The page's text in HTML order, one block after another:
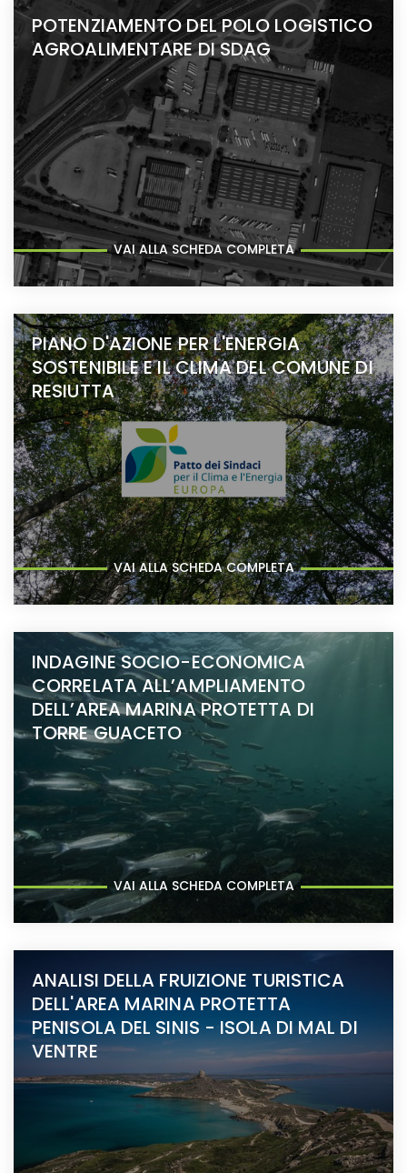
POTENZIAMENTO DEL POLO LOGISTICO
AGROALIMENTARE DI SDAG
VAI ALLA SCHEDA COMPLETA
PIANO D'AZIONE PER L'ENERGIA
SOSTENIBILE E IL CLIMA DEL COMUNE DI
RESIUTTA
VAI ALLA SCHEDA COMPLETA
INDAGINE SOCIO-ECONOMICA
CORRELATA ALL’AMPLIAMENTO
DELL’AREA MARINA PROTETTA DI
TORRE GUACETO
VAI ALLA SCHEDA COMPLETA
ANALISI DELLA FRUIZIONE TURISTICA
DELL'AREA MARINA PROTETTA
PENISOLA DEL SINIS - ISOLA DI MAL DI
VENTRE